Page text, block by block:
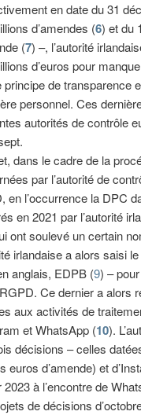
en date du 31
d’amendes (6) et du
(7) –, l’autorité
d’euros pour
principe de transparence
personnel. Ces
autorités de contrôle
dans le cadre de la
par l’autorité de
en l’occurrence la DPC
en 2021 par l’autorité
ont soulevé un certain
irlandaise a alors saisi
anglais, EDPB (9) –
Ce dernier a alors
aux activités de
et WhatsApp (10).
décisions – celles
euros d’amende) et
2023 à l’encontre de
de décisions